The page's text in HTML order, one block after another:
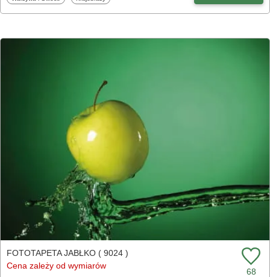
FOTOTAPETA JABŁKO ( 9024 )
Cena zależy od wymiarów
68